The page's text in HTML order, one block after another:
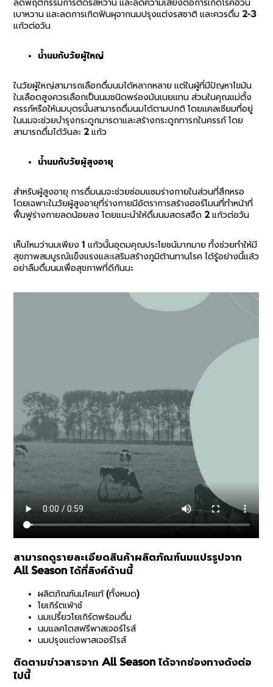
ลดพฤติกรรมการติดรสหวาน และลดความเสี่ยงต่อการเกิดโรคอ้วน
เบาหวาน และลดการเกิดฟันผุจากนมปรุงแต่งรสชาติ และควรดื่ม 2-3
แก้วต่อวัน
น้ำนมกับวัยผู้ใหญ่
ในวัยผู้ใหญ่สามารถเลือกดื่มนมได้หลากหลาย แต่ในผู้ที่มีปัญหาไขมัน
ในเลือดสูงควรเลือกเป็นนมชนิดพร่องมันเนยแทน ส่วนในคุณแม่ตั้ง
ครรภ์หรือให้นมบุตรนั้นสามารถดื่มนมได้ตามปกติ โดยแคลเซียมที่อยู่
ในนมจะช่วยบำรุงกระดูกมารดาและสร้างกระดูกทารกในครรภ์ โดย
สามารถดื่มได้วันละ 2 แก้ว
น้ำนมกับวัยผู้สูงอายุ
สำหรับผู้สูงอายุ การดื่มนมจะช่วยซ่อมแซมร่างกายในส่วนที่สึกหรอ
โดยเฉพาะในวัยผู้สูงอายุที่ร่างกายมีอัตราการสร้างฮอร์โมนที่ทำหน้าที่
ฟื้นฟูร่างกายลดน้อยลง โดยแนะนำให้ดื่มนมสดรสจืด 2 แก้วต่อวัน
เห็นไหมว่านมเพียง 1 แก้วนั้นอุดมคุณประโยชน์มากมาย ทั้งช่วยทำให้มี
สุขภาพสมบูรณ์แข็งแรงและเสริมสร้างภูมิต้านทานโรค ได้รู้อย่างนี้แล้ว
อย่าลืมดื่มนมเพื่อสุขภาพที่ดีกันนะ
สามารถดูรายละเอียดสินค้าผลิตภัณฑ์นมแปรรูปจาก
All Season ได้ที่ลิงค์ด้านนี้
ผลิตภัณฑ์นมโคแท้ (ทั้งหมด)
โยเกิร์ตเพ้าช์
นมเปรี้ยวโยเกิร์ตพร้อมดื่ม
นมแลคโตสฟรีพาสเจอร์ไรส์
นมปรุงแต่งพาสเจอร์ไรส์
ติดตามข่าวสารจาก All Season ได้จากช่องทางดังต่อ
ไปนี้